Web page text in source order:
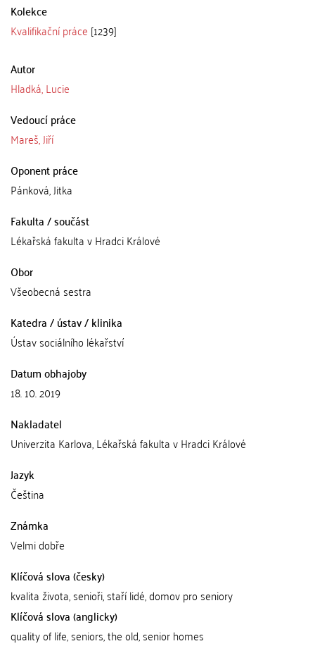
Kolekce
Kvalifikační práce [1239]
Autor
Hladká, Lucie
Vedoucí práce
Mareš, Jiří
Oponent práce
Pánková, Jitka
Fakulta / součást
Lékařská fakulta v Hradci Králové
Obor
Všeobecná sestra
Katedra / ústav / klinika
Ústav sociálního lékařství
Datum obhajoby
18. 10. 2019
Nakladatel
Univerzita Karlova, Lékařská fakulta v Hradci Králové
Jazyk
Čeština
Známka
Velmi dobře
Klíčová slova (česky)
kvalita života, senioři, staří lidé, domov pro seniory
Klíčová slova (anglicky)
quality of life, seniors, the old, senior homes